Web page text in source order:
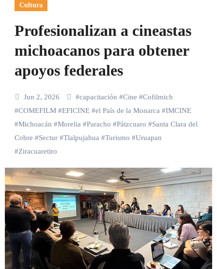
Cultura
Profesionalizan a cineastas
michoacanos para obtener
apoyos federales
Jun 2, 2026 #capacitación #Cine #Cofilmich
#COMEFILM#EFICINE#el País de la Monarca#IMCINE
#Michoacán #Morelia#Paracho #Pátzcuaro #Santa Clara del
Cobre #Sectur#Tlalpujahua#Turismo #Uruapan
#Ziracuaretiro